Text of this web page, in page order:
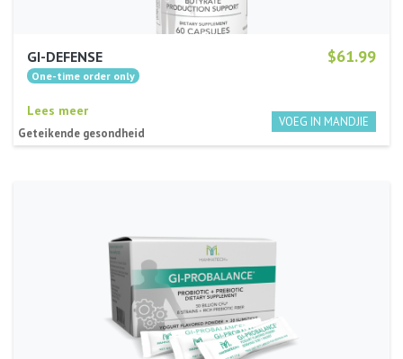
$61.99
GI-DEFENSE
Lees meer
Geteikende gesondheid